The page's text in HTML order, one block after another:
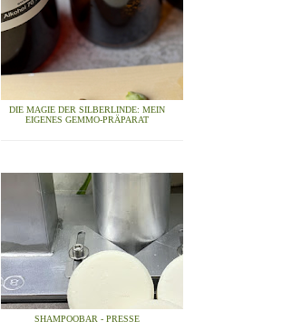
DIE MAGIE DER SILBERLINDE: MEIN
EIGENES GEMMO-PRÄPARAT
SHAMPOOBAR - PRESSE